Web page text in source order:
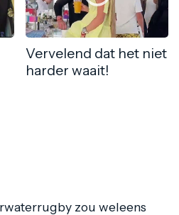
Vervelend dat het niet
harder waait!
zou weleens